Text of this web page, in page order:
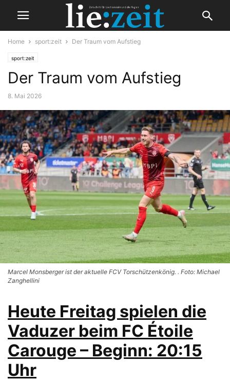
Home sport:zeit Der Traum vom Aufstieg
sport:zeit
Der Traum vom Aufstieg
8. Mai 2026
Marcel Monsberger ist der aktuelle FCV Torschützenkönig. . Foto: Michael
Zanghellini
Heute Freitag spielen die
Vaduzer beim FC Étoile
Carouge – Beginn: 20:15
Uhr